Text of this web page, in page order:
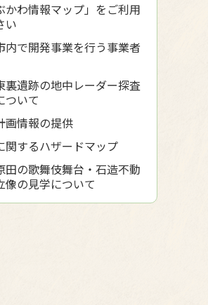
かわ情報マップ」をご利用
い
内で開発事業を行う事業者
裏遺跡の地中レーダー探査
ついて
画情報の提供
関するハザードマップ
田の歌舞伎舞台・石造不動
像の見学について